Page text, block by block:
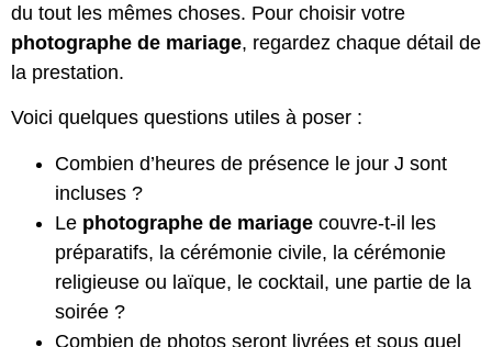
du tout les mêmes choses. Pour choisir votre
photographe de mariage, regardez chaque détail de
la prestation.
Voici quelques questions utiles à poser :
Combien d’heures de présence le jour J sont
incluses ?
Le photographe de mariage couvre-t-il les
préparatifs, la cérémonie civile, la cérémonie
religieuse ou laïque, le cocktail, une partie de la
soirée ?
Combien de photos seront livrées et sous quel